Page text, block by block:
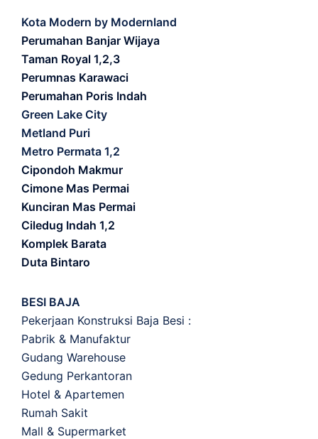
Kota Modern by Modernland
Perumahan Banjar Wijaya
Taman Royal 1,2,3
Perumnas Karawaci
Perumahan Poris Indah
Green Lake City
Metland Puri
Metro Permata 1,2
Cipondoh Makmur
Cimone Mas Permai
Kunciran Mas Permai
Ciledug Indah 1,2
Komplek Barata
Duta Bintaro
BESI BAJA
Pekerjaan Konstruksi Baja Besi :
Pabrik & Manufaktur
Gudang Warehouse
Gedung Perkantoran
Hotel & Apartemen
Rumah Sakit
Mall & Supermarket